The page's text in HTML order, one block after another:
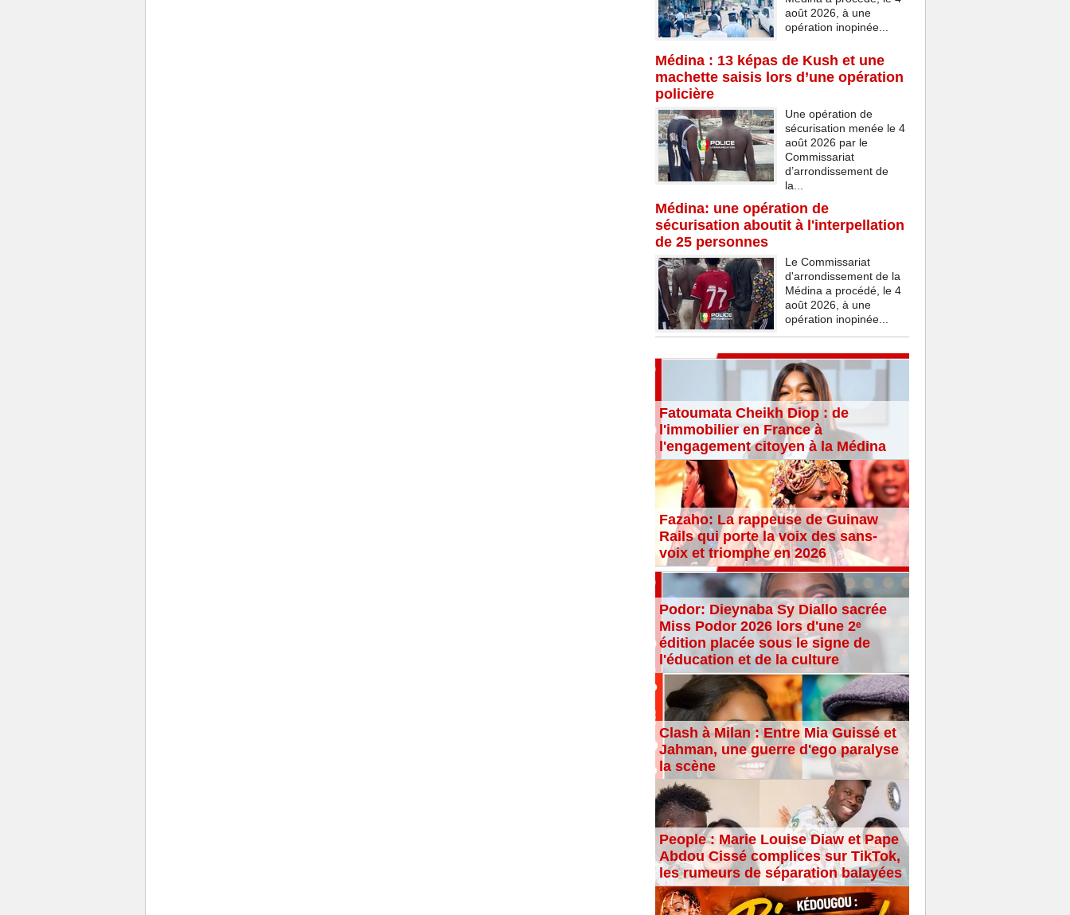
août 2026, à une
opération inopinée...
Médina : 13 képas de Kush et une
machette saisis lors d’une opération
policière
Une opération de
sécurisation menée le 4
août 2026 par le
Commissariat
d’arrondissement de
la...
Médina: une opération de
sécurisation aboutit à l'interpellation
de 25 personnes
Le Commissariat
d'arrondissement de la
Médina a procédé, le 4
août 2026, à une
opération inopinée...
Fatoumata Cheikh Diop : de
l'immobilier en France à
l'engagement citoyen à la Médina
Fazaho: La rappeuse de Guinaw
Rails qui porte la voix des sans-
voix et triomphe en 2026
Podor: Dieynaba Sy Diallo sacrée
Miss Podor 2026 lors d'une 2ᵉ
édition placée sous le signe de
l'éducation et de la culture
Clash à Milan : Entre Mia Guissé et
Jahman, une guerre d'ego paralyse
la scène
People : Marie Louise Diaw et Pape
Abdou Cissé complices sur TikTok,
les rumeurs de séparation balayées